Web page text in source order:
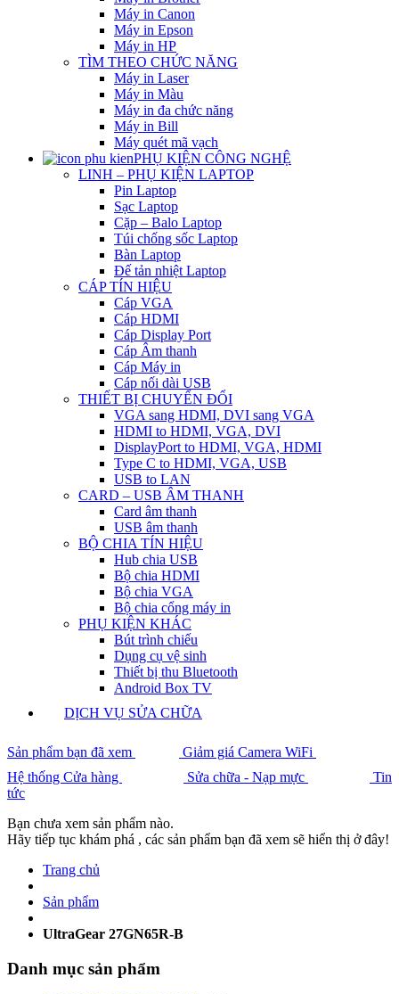
Máy in Canon
Máy in Epson
Máy in HP
TÌM THEO CHỨC NĂNG
Máy in Laser
Máy in Màu
Máy in đa chức năng
Máy in Bill
Máy quét mã vạch
PHỤ KIỆN CÔNG NGHỆ
LINH – PHỤ KIỆN LAPTOP
Pin Laptop
Sạc Laptop
Cặp – Balo Laptop
Túi chống sốc Laptop
Bàn Laptop
Đế tản nhiệt Laptop
CÁP TÍN HIỆU
Cáp VGA
Cáp HDMI
Cáp Display Port
Cáp Âm thanh
Cáp Máy in
Cáp nối dài USB
THIẾT BỊ CHUYỂN ĐỔI
VGA sang HDMI, DVI sang VGA
HDMI to HDMI, VGA, DVI
DisplayPort to HDMI, VGA, HDMI
Type C to HDMI, VGA, USB
USB to LAN
CARD – USB ÂM THANH
Card âm thanh
USB âm thanh
BỘ CHIA TÍN HIỆU
Hub chia USB
Bộ chia HDMI
Bộ chia VGA
Bộ chia cổng máy in
PHỤ KIỆN KHÁC
Bút trình chiếu
Dụng cụ vệ sinh
Thiết bị thu Bluetooth
Android Box TV
DỊCH VỤ SỬA CHỮA
Sản phẩm bạn đã xem
Giảm giá Camera WiFi
Hệ thống Cửa hàng
Sửa chữa - Nạp mực
Tin
tức
Bạn chưa xem sản phẩm nào.
Hãy tiếp tục khám phá , các sản phẩm bạn đã xem sẽ hiển thị ở đây!
Trang chủ
Sản phẩm
UltraGear 27GN65R-B
Danh mục sản phẩm